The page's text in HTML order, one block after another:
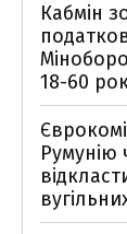
Кабмін
18-60
Румунію